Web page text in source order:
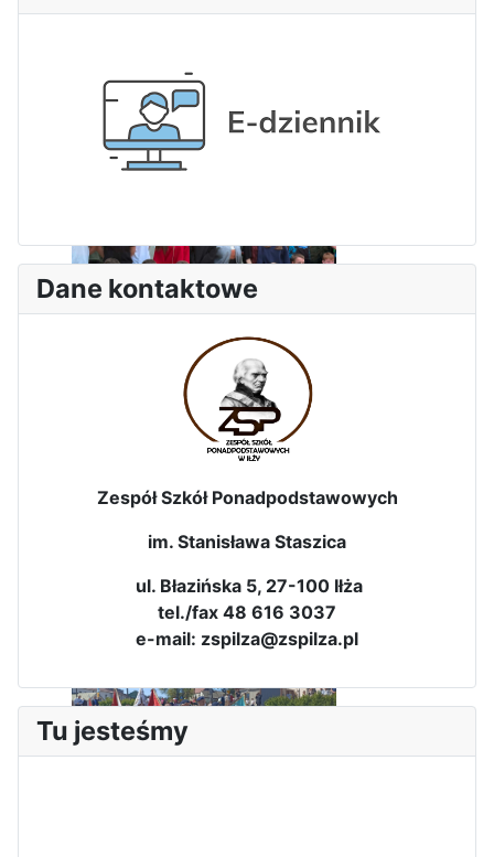
Dni Leśmianowskie 2026
I Olimpiada Klas Mundurowych
Dane kontaktowe
Zespół Szkół Ponadpodstawowych
im. Stanisława Staszica
ul. Błazińska 5, 27-100 Iłża
tel./fax 48 616 3037
e-mail: zspilza@zspilza.pl
Tu jesteśmy